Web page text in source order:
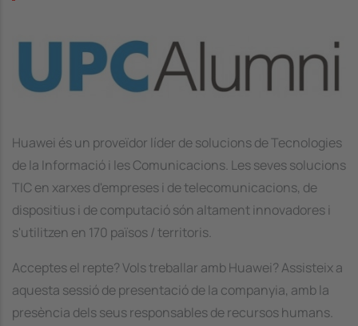
Huawei és un proveïdor líder de solucions de Tecnologies
de la Informació i les Comunicacions. Les seves solucions
TIC en xarxes d'empreses i de telecomunicacions, de
dispositius i de computació són altament innovadores i
s'utilitzen en 170 països / territoris.
Acceptes el repte? Vols treballar amb Huawei? Assisteix a
aquesta sessió de presentació de la companyia, amb la
presència dels seus responsables de recursos humans.